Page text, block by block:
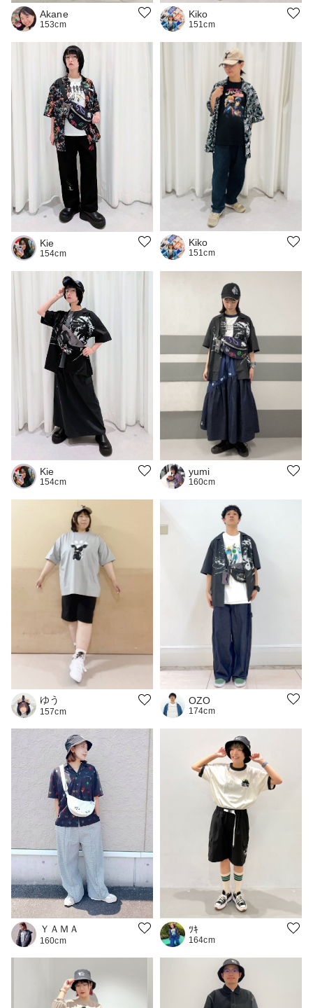
Akane
153cm
Kiko
151cm
Kie
154cm
Kiko
151cm
Kie
154cm
yumi
160cm
ゆう
157cm
OZO
174cm
ＹＡＭＡ
160cm
ﾂｷ
164cm